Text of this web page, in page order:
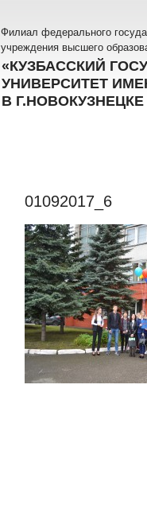
Филиал федерального
учреждения высшего
«КУЗБАССКИЙ
УНИВЕРСИТЕТ
В Г.НОВОКУЗНЕЦКЕ
01092017_6